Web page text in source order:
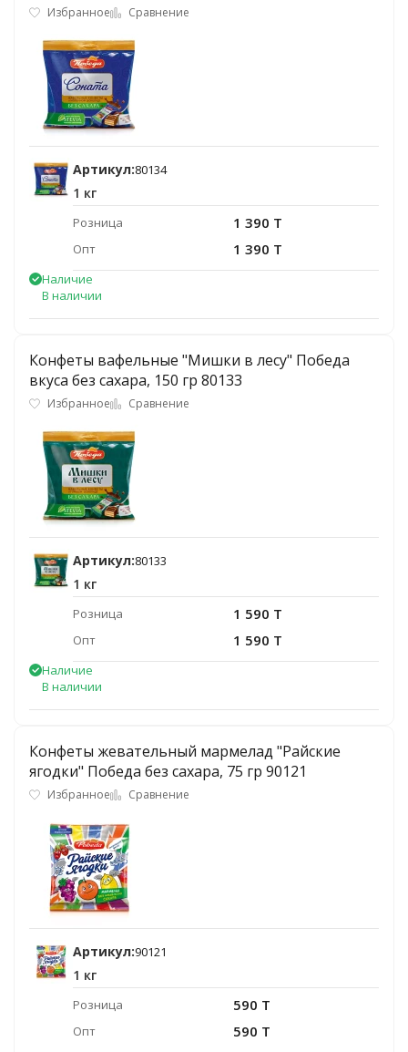
Избранное Сравнение
Артикул:80134
1 кг
Розница 1 390 T
Опт 1 390 T
Наличие
В наличии
Конфеты вафельные "Мишки в лесу" Победа
вкуса без сахара, 150 гр 80133
Избранное Сравнение
Артикул:80133
1 кг
Розница 1 590 T
Опт 1 590 T
Наличие
В наличии
Конфеты жевательный мармелад "Райские
ягодки" Победа без сахара, 75 гр 90121
Избранное Сравнение
Артикул:90121
1 кг
Розница 590 T
Опт 590 T